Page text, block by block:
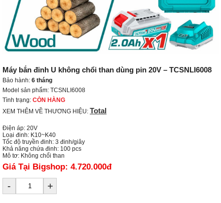
Máy bắn đinh U không chổi than dùng pin 20V – TCSNLI6008
Bảo hành: 6 tháng
Model sản phẩm: TCSNLI6008
Tình trạng: CÒN HÀNG
XEM THÊM VỀ THƯƠNG HIỆU: Total
Điện áp: 20V
Loại đinh: K10~K40
Tốc độ truyền đinh: 3 đinh/giây
Khả năng chứa đinh: 100 pcs
Mô tơ: Không chổi than
Giá Tại Bigshop: 4.720.000đ
- +